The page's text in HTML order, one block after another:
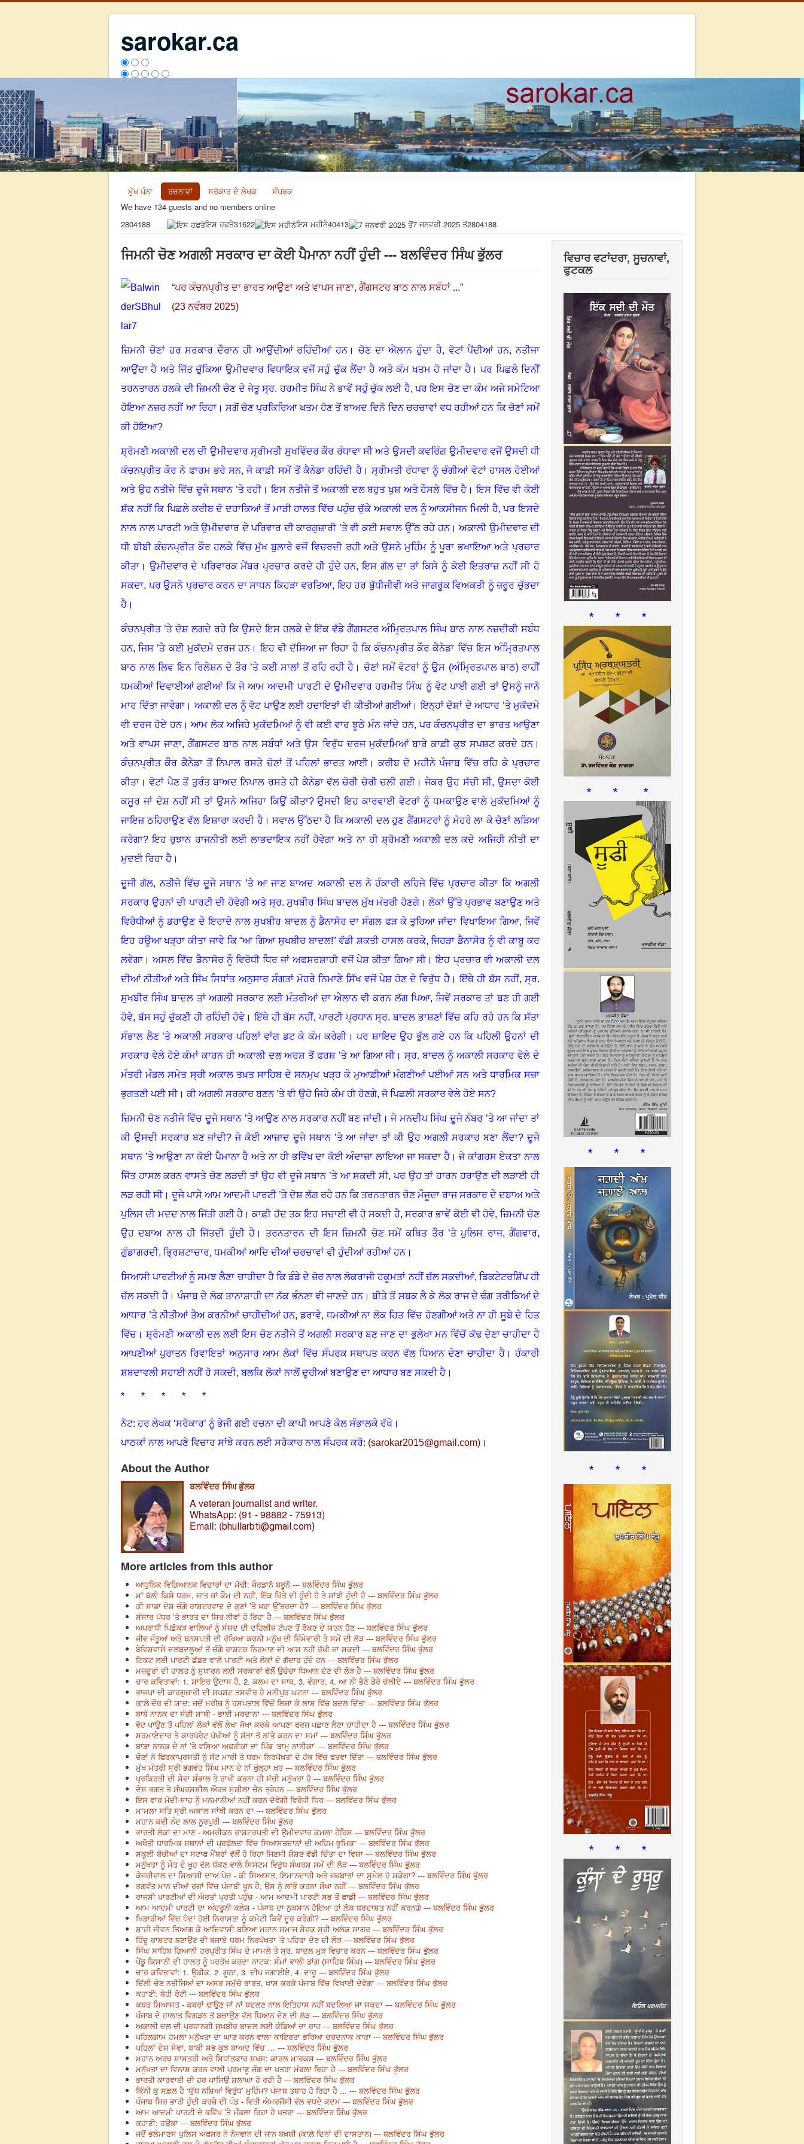
sarokar.ca
ਮੁੱਖ ਪੰਨਾ ਰਚਨਾਵਾਂ ਸਰੋਕਾਰ ਦੇ ਲੇਖਕ
ਸੰਪਰਕ
We have 134 guests and no members online
2804188
ਇਸ ਹਫਤੇ31622 ਇਸ ਮਹੀਨੇ40413 7 ਜਨਵਰੀ 2025 ਤੋਂ2804188
ਜਿਮਨੀ ਚੋਣ ਅਗਲੀ ਸਰਕਾਰ ਦਾ ਕੋਈ ਪੈਮਾਨਾ ਨਹੀਂ ਹੁੰਦੀ --- ਬਲਵਿੰਦਰ ਸਿੰਘ ਭੁੱਲਰ
“ਪਰ ਕੰਚਨਪ੍ਰੀਤ ਦਾ ਭਾਰਤ ਆਉਣਾ ਅਤੇ ਵਾਪਸ ਜਾਣਾ, ਗੈਂਗਸਟਰ ਬਾਠ ਨਾਲ ਸਬੰਧਾਂ ...”
(23 ਨਵੰਬਰ 2025)
ਜ਼ਿਮਨੀ ਚੋਣਾਂ ਹਰ ਸਰਕਾਰ ਦੌਰਾਨ ਹੀ ਆਉਂਦੀਆਂ ਰਹਿੰਦੀਆਂ ਹਨ। ਚੋਣ ਦਾ ਐਲਾਨ ਹੁੰਦਾ ਹੈ, ਵੋਟਾਂ ਪੈਂਦੀਆਂ ਹਨ,ਨਤੀਜਾ
ਆਉਂਦਾ ਹੈ ਅਤੇ ਜਿੱਤ ਚੁੱਕਿਆ ਉਮੀਦਵਾਰ ਵਿਧਾਇਕ ਵਜੋਂ ਸਹੁੰ ਚੁੱਕ ਲੈਂਦਾ ਹੈ ਅਤੇ ਕੰਮ ਖਤਮ ਹੋ ਜਾਂਦਾ ਹੈ ।ਪਰ ਪਿਛਲੇ ਦਿਨੀਂ
ਤਰਨਤਾਰਨ ਹਲਕੇ ਦੀ ਜ਼ਿਮਨੀ ਚੋਣ ਦੇ ਜੇਤੂ ਸ੍ਰ. ਹਰਮੀਤ ਸਿੰਘ ਨੇ ਭਾਵੇਂ ਸਹੁੰ ਚੁੱਕ ਲਈ ਹੈ,ਪਰ ਇਸ ਚੋਣ ਦਾ ਕੰਮ ਅਜੇ ਸਮੇਟਿਆ
ਹੋਇਆ ਨਜ਼ਰ ਨਹੀਂ ਆ ਰਿਹਾ।ਸਗੋਂ ਚੋਣ ਪ੍ਰਕਿਰਿਆ ਖਤਮ ਹੋਣ ਤੋਂ ਬਾਅਦ ਦਿਨੋ ਦਿਨ ਚਰਚਾਵਾਂ ਵਧ ਰਹੀਆਂ ਹਨ ਕਿ ਚੋਣਾਂ ਸਮੇਂ
ਕੀ ਹੋਇਆ?
ਸ਼੍ਰੋਮਣੀ ਅਕਾਲੀ ਦਲ ਦੀ ਉਮੀਦਵਾਰ ਸ੍ਰੀਮਤੀ ਸੁਖਵਿੰਦਰ ਕੌਰ ਰੰਧਾਵਾ ਸੀ ਅਤੇ ਉਸਦੀ ਕਵਰਿੰਗ ਉਮੀਦਵਾਰ ਵਜੋਂ ਉਸਦੀ ਧੀ
ਕੰਚਨਪ੍ਰੀਤ ਕੌਰ ਨੇ ਫਾਰਮ ਭਰੇ ਸਨ, ਜੋ ਕਾਫ਼ੀ ਸਮੇਂ ਤੋਂ ਕੈਨੇਡਾ ਰਹਿੰਦੀ ਹੈ। ਸ੍ਰੀਮਤੀ ਰੰਧਾਵਾ ਨੂੰ ਚੰਗੀਆਂ ਵੋਟਾਂ ਹਾਸਲ ਹੋਈਆਂ
ਅਤੇ ਉਹ ਨਤੀਜੇ ਵਿੱਚ ਦੂਜੇ ਸਥਾਨ ’ਤੇ ਰਹੀ।ਇਸ ਨਤੀਜੇ ਤੋਂ ਅਕਾਲੀ ਦਲ ਬਹੁਤ ਖੁਸ਼ ਅਤੇ ਹੌਸਲੇ ਵਿੱਚ ਹੈ ।ਇਸ ਵਿੱਚ ਵੀ ਕੋਈ
ਸ਼ੱਕ ਨਹੀਂ ਕਿ ਪਿਛਲੇ ਕਰੀਬ ਦੋ ਦਹਾਕਿਆਂ ਤੋਂ ਮਾੜੀ ਹਾਲਤ ਵਿੱਚ ਪਹੁੰਚ ਚੁੱਕੇ ਅਕਾਲੀ ਦਲ ਨੂੰ ਆਕਸੀਜਨ ਮਿਲੀ ਹੈ,ਪਰ ਇਸਦੇ
ਨਾਲ ਨਾਲ ਪਾਰਟੀ ਅਤੇ ਉਮੀਦਵਾਰ ਦੇ ਪਰਿਵਾਰ ਦੀ ਕਾਰਗੁਜ਼ਾਰੀ ’ਤੇ ਵੀ ਕਈ ਸਵਾਲ ਉੱਠ ਰਹੇ ਹਨ। ਅਕਾਲੀ ਉਮੀਦਵਾਰ ਦੀ
ਧੀ ਬੀਬੀ ਕੰਚਨਪ੍ਰੀਤ ਕੌਰ ਹਲਕੇ ਵਿੱਚ ਮੁੱਖ ਬੁਲਾਰੇ ਵਜੋਂ ਵਿਚਰਦੀ ਰਹੀ ਅਤੇ ਉਸਨੇ ਮੁਹਿੰਮ ਨੂੰ ਪੂਰਾ ਭਖਾਇਆ ਅਤੇ ਪ੍ਰਚਾਰ
ਕੀਤਾ । ਉਮੀਦਵਾਰ ਦੇ ਪਰਿਵਾਰਕ ਮੈਂਬਰ ਪ੍ਰਚਾਰ ਕਰਦੇ ਹੀ ਹੁੰਦੇ ਹਨ,ਇਸ ਗੱਲ ਦਾ ਤਾਂ ਕਿਸੇ ਨੂੰ ਕੋਈ ਇਤਰਾਜ਼ ਨਹੀਂ ਸੀ ਹੋ
ਸਕਦਾ,ਪਰ ਉਸਨੇ ਪ੍ਰਚਾਰ ਕਰਨ ਦਾ ਸਾਧਨ ਕਿਹੜਾ ਵਰਤਿਆ, ਇਹ ਹਰ ਬੁੱਧੀਜੀਵੀ ਅਤੇ ਜਾਗਰੂਕ ਵਿਅਕਤੀ ਨੂੰ ਜ਼ਰੂਰ ਚੁੱਭਦਾ
ਹੈ ।
ਕੰਚਨਪ੍ਰੀਤ ’ਤੇ ਦੋਸ਼ ਲਗਦੇ ਰਹੇ ਕਿ ਉਸਦੇ ਇਸ ਹਲਕੇ ਦੇ ਇੱਕ ਵੱਡੇ ਗੈਂਗਸਟਰ ਅੰਮ੍ਰਿਤਪਾਲ ਸਿੰਘ ਬਾਠ ਨਾਲ ਨਜ਼ਦੀਕੀ ਸਬੰਧ
ਹਨ,ਜਿਸ ’ਤੇ ਕਈ ਮੁਕੱਦਮੇ ਦਰਜ ਹਨ।ਇਹ ਵੀ ਦੱਸਿਆ ਜਾ ਰਿਹਾ ਹੈ ਕਿ ਕੰਚਨਪ੍ਰੀਤ ਕੌਰ ਕੈਨੇਡਾ ਵਿੱਚ ਇਸ ਅੰਮ੍ਰਿਤਪਾਲ
ਬਾਠ ਨਾਲ ਲਿਵ ਇਨ ਰਿਲੇਸ਼ਨ ਦੇ ਤੌਰ ’ਤੇ ਕਈ ਸਾਲਾਂ ਤੋਂ ਰਹਿ ਰਹੀ ਹੈ । ਚੋਣਾਂ ਸਮੇਂ ਵੋਟਰਾਂ ਨੂੰ ਉਸ (ਅੰਮ੍ਰਿਤਪਾਲ ਬਾਠ) ਰਾਹੀਂ
ਧਮਕੀਆਂ ਦਿਵਾਈਆਂ ਗਈਆਂ ਕਿ ਜੇ ਆਮ ਆਦਮੀ ਪਾਰਟੀ ਦੇ ਉਮੀਦਵਾਰ ਹਰਮੀਤ ਸਿੰਘ ਨੂੰ ਵੋਟ ਪਾਈ ਗਈ ਤਾਂ ਉਸਨੂੰ ਜਾਨੋ
ਮਾਰ ਦਿੱਤਾ ਜਾਵੇਗਾ । ਅਕਾਲੀ ਦਲ ਨੂੰ ਵੋਟ ਪਾਉਣ ਲਈ ਹਦਾਇਤਾਂ ਵੀ ਕੀਤੀਆਂ ਗਈਆਂ। ਇਨ੍ਹਾਂ ਦੋਸ਼ਾਂ ਦੇ ਆਧਾਰ ’ਤੇ ਮੁਕੱਦਮੇ
ਵੀ ਦਰਜ ਹੋਏ ਹਨ।ਆਮ ਲੋਕ ਅਜਿਹੇ ਮੁਕੱਦਮਿਆਂ ਨੂੰ ਵੀ ਕਈ ਵਾਰ ਝੂਠੇ ਮੰਨ ਜਾਂਦੇ ਹਨ,ਪਰ ਕੰਚਨਪ੍ਰੀਤ ਦਾ ਭਾਰਤ ਆਉਣਾ
ਅਤੇ ਵਾਪਸ ਜਾਣਾ,ਗੈਂਗਸਟਰ ਬਾਠ ਨਾਲ ਸਬੰਧਾਂ ਅਤੇ ਉਸ ਵਿਰੁੱਧ ਦਰਜ ਮੁਕੱਦਮਿਆਂ ਬਾਰੇ ਕਾਫ਼ੀ ਕੁਝ ਸਪਸ਼ਟ ਕਰਦੇ ਹਨ।
ਕੰਚਨਪ੍ਰੀਤ ਕੌਰ ਕੈਨੇਡਾ ਤੋਂ ਨਿਪਾਲ ਰਸਤੇ ਚੋਣਾਂ ਤੋਂ ਪਹਿਲਾਂ ਭਾਰਤ ਆਈ। ਕਰੀਬ ਦੋ ਮਹੀਨੇ ਪੰਜਾਬ ਵਿੱਚ ਰਹਿ ਕੇ ਪ੍ਰਚਾਰ
ਕੀਤਾ ।ਵੋਟਾਂ ਪੈਣ ਤੋਂ ਤੁਰੰਤ ਬਾਅਦ ਨਿਪਾਲ ਰਸਤੇ ਹੀ ਕੈਨੇਡਾ ਵੱਲ ਚੋਰੀ ਚੋਰੀ ਚਲੀ ਗਈ।ਜੇਕਰ ਉਹ ਸੱਚੀ ਸੀ, ਉਸਦਾ ਕੋਈ
ਕਸੂਰ ਜਾਂ ਦੋਸ਼ ਨਹੀਂ ਸੀ ਤਾਂ ਉਸਨੇ ਅਜਿਹਾ ਕਿਉਂ ਕੀਤਾ?ਉਸਦੀ ਇਹ ਕਾਰਵਾਈ ਵੋਟਰਾਂ ਨੂੰ ਧਮਕਾਉਣ ਵਾਲੇ ਮੁਕੱਦਮਿਆਂ ਨੂੰ
ਜਾਇਜ਼ ਠਹਿਰਾਉਣ ਵੱਲ ਇਸ਼ਾਰਾ ਕਰਦੀ ਹੈ। ਸਵਾਲ ਉੱਠਦਾ ਹੈ ਕਿ ਅਕਾਲੀ ਦਲ ਹੁਣ ਗੈਂਗਸਟਰਾਂ ਨੂੰ ਮੋਹਰੇ ਲਾ ਕੇ ਚੋਣਾਂ ਲੜਿਆ
ਕਰੇਗਾ? ਇਹ ਰੁਝਾਨ ਰਾਜਨੀਤੀ ਲਈ ਲਾਭਦਾਇਕ ਨਹੀਂ ਹੋਵੇਗਾ ਅਤੇ ਨਾ ਹੀ ਸ਼੍ਰੋਮਣੀ ਅਕਾਲੀ ਦਲ ਕਦੇ ਅਜਿਹੀ ਨੀਤੀ ਦਾ
ਮੁਦਈ ਰਿਹਾ ਹੈ ।
ਦੂਜੀ ਗੱਲ, ਨਤੀਜੇ ਵਿੱਚ ਦੂਜੇ ਸਥਾਨ ’ਤੇ ਆ ਜਾਣ ਬਾਅਦ ਅਕਾਲੀ ਦਲ ਨੇ ਹੰਕਾਰੀ ਲਹਿਜੇ ਵਿੱਚ ਪ੍ਰਚਾਰ ਕੀਤਾ ਕਿ ਅਗਲੀ
ਸਰਕਾਰ ਉਹਨਾਂ ਦੀ ਪਾਰਟੀ ਦੀ ਹੋਵੇਗੀ ਅਤੇ ਸ੍ਰ. ਸੁਖਬੀਰ ਸਿੰਘ ਬਾਦਲ ਮੁੱਖ ਮੰਤਰੀ ਹੋਣਗੇ।ਲੋਕਾਂ ਉੱਤੇ ਪ੍ਰਭਾਵ ਬਣਾਉਣ ਅਤੇ
ਵਿਰੋਧੀਆਂ ਨੂੰ ਡਰਾਉਣ ਦੇ ਇਰਾਦੇ ਨਾਲ ਸੁਖਬੀਰ ਬਾਦਲ ਨੂੰ ਡੈਨਾਸੋਰ ਦਾ ਸੰਗਲ ਫੜ ਕੇ ਤੁਰਿਆ ਜਾਂਦਾ ਵਿਖਾਇਆ ਗਿਆ,ਜਿਵੇਂ
ਇਹ ਹਊਆ ਖੜ੍ਹਾ ਕੀਤਾ ਜਾਵੇ ਕਿ “ਆ ਗਿਆ ਸੁਖਬੀਰ ਬਾਦਲ!”ਵੱਡੀ ਸ਼ਕਤੀ ਹਾਸਲ ਕਰਕੇ,ਜਿਹੜਾ ਡੈਨਾਸੋਰ ਨੂੰ ਵੀ ਕਾਬੂ ਕਰ
ਲਵੇਗਾ ।ਅਸਲ ਵਿੱਚ ਡੈਨਾਸੋਰ ਨੂੰ ਵਿਰੋਧੀ ਧਿਰ ਜਾਂ ਅਫਸਰਸ਼ਾਹੀ ਵਜੋਂ ਪੇਸ਼ ਕੀਤਾ ਗਿਆ ਸੀ।ਇਹ ਪ੍ਰਚਾਰ ਵੀ ਅਕਾਲੀ ਦਲ
ਦੀਆਂ ਨੀਤੀਆਂ ਅਤੇ ਸਿੱਖ ਸਿਧਾਂਤ ਅਨੁਸਾਰ ਸੰਗਤਾਂ ਮੋਹਰੇ ਨਿਮਾਣੇ ਸਿੱਖ ਵਜੋਂ ਪੇਸ਼ ਹੋਣ ਦੇ ਵਿਰੁੱਧ ਹੈ।ਇੱਥੇ ਹੀ ਬੱਸ ਨਹੀਂ, ਸ੍ਰ.
ਸੁਖਬੀਰ ਸਿੰਘ ਬਾਦਲ ਤਾਂ ਅਗਲੀ ਸਰਕਾਰ ਲਈ ਮੰਤਰੀਆਂ ਦਾ ਐਲਾਨ ਵੀ ਕਰਨ ਲੱਗ ਪਿਆ, ਜਿਵੇਂ ਸਰਕਾਰ ਤਾਂ ਬਣ ਹੀ ਗਈ
ਹੋਵੇ, ਬੱਸ ਸਹੁੰ ਚੁੱਕਣੀ ਹੀ ਰਹਿੰਦੀ ਹੋਵੇ।ਇੱਥੇ ਹੀ ਬੱਸ ਨਹੀਂ, ਪਾਰਟੀ ਪ੍ਰਧਾਨ ਸ੍ਰ. ਬਾਦਲ ਭਾਸ਼ਣਾਂ ਵਿੱਚ ਕਹਿ ਰਹੇ ਹਨ ਕਿ ਸੱਤਾ
ਸੰਭਾਲ ਲੈਣ ’ਤੇ ਅਕਾਲੀ ਸਰਕਾਰ ਪਹਿਲਾਂ ਵਾਂਗ ਡਟ ਕੇ ਕੰਮ ਕਰੇਗੀ।ਪਰ ਸ਼ਾਇਦ ਉਹ ਭੁੱਲ ਗਏ ਹਨ ਕਿ ਪਹਿਲੀ ਉਹਨਾਂ ਦੀ
ਸਰਕਾਰ ਵੇਲੇ ਹੋਏ ਕੰਮਾਂ ਕਾਰਨ ਹੀ ਅਕਾਲੀ ਦਲ ਅਰਸ਼ ਤੋਂ ਫਰਸ਼ ’ਤੇ ਆ ਗਿਆ ਸੀ।ਸ੍ਰ. ਬਾਦਲ ਨੂੰ ਅਕਾਲੀ ਸਰਕਾਰ ਵੇਲੇ ਦੇ
ਮੰਤਰੀ ਮੰਡਲ ਸਮੇਤ ਸ੍ਰੀ ਅਕਾਲ ਤਖ਼ਤ ਸਾਹਿਬ ਦੇ ਸਨਮੁਖ ਖੜ੍ਹ ਕੇ ਮੁਆਫ਼ੀਆਂ ਮੰਗਣੀਆਂ ਪਈਆਂ ਸਨ ਅਤੇ ਧਾਰਮਿਕ ਸਜ਼ਾ
ਭੁਗਤਣੀ ਪਈ ਸੀ।ਕੀ ਅਗਲੀ ਸਰਕਾਰ ਬਣਨ ’ਤੇ ਵੀ ਉਹੋ ਜਿਹੇ ਕੰਮ ਹੀ ਹੋਣਗੇ,ਜੋ ਪਿਛਲੀ ਸਰਕਾਰ ਵੇਲੇ ਹੋਏ ਸਨ?
ਜ਼ਿਮਨੀ ਚੋਣ ਨਤੀਜੇ ਵਿੱਚ ਦੂਜੇ ਸਥਾਨ ’ਤੇ ਆਉਣ ਨਾਲ ਸਰਕਾਰ ਨਹੀਂ ਬਣ ਜਾਂਦੀ। ਜੇ ਮਨਦੀਪ ਸਿੰਘ ਦੂਜੇ ਨੰਬਰ ’ਤੇ ਆ ਜਾਂਦਾ ਤਾਂ
ਕੀ ਉਸਦੀ ਸਰਕਾਰ ਬਣ ਜਾਂਦੀ?ਜੇ ਕੋਈ ਆਜ਼ਾਦ ਦੂਜੇ ਸਥਾਨ ’ਤੇ ਆ ਜਾਂਦਾ ਤਾਂ ਕੀ ਉਹ ਅਗਲੀ ਸਰਕਾਰ ਬਣਾ ਲੈਂਦਾ?ਦੂਜੇ
ਸਥਾਨ ’ਤੇ ਆਉਣਾ ਨਾ ਕੋਈ ਪੈਮਾਨਾ ਹੈ ਅਤੇ ਨਾ ਹੀ ਭਵਿੱਖ ਦਾ ਕੋਈ ਅੰਦਾਜ਼ਾ ਲਾਇਆ ਜਾ ਸਕਦਾ ਹੈ।ਜੇ ਕਾਂਗਰਸ ਏਕਤਾ ਨਾਲ
ਜਿੱਤ ਹਾਸਲ ਕਰਨ ਵਾਸਤੇ ਚੋਣ ਲੜਦੀ ਤਾਂ ਉਹ ਵੀ ਦੂਜੇ ਸਥਾਨ ’ਤੇ ਆ ਸਕਦੀ ਸੀ,ਪਰ ਉਹ ਤਾਂ ਹਾਰਨ ਹਰਾਉਣ ਦੀ ਲੜਾਈ ਹੀ
ਲੜ ਰਹੀ ਸੀ।ਦੂਜੇ ਪਾਸੇ ਆਮ ਆਦਮੀ ਪਾਰਟੀ ’ਤੇ ਦੋਸ਼ ਲੱਗ ਰਹੇ ਹਨ ਕਿ ਤਰਨਤਾਰਨ ਚੋਣ ਮੌਜੂਦਾ ਰਾਜ ਸਰਕਾਰ ਦੇ ਦਬਾਅ ਅਤੇ
ਪੁਲਿਸ ਦੀ ਮਦਦ ਨਾਲ ਜਿੱਤੀ ਗਈ ਹੈ।ਕਾਫ਼ੀ ਹੱਦ ਤਕ ਇਹ ਸਚਾਈ ਵੀ ਹੋ ਸਕਦੀ ਹੈ,ਸਰਕਾਰ ਭਾਵੇਂ ਕੋਈ ਵੀ ਹੋਵੇ, ਜ਼ਿਮਨੀ ਚੋਣ
ਉਹ ਦਬਾਅ ਨਾਲ ਹੀ ਜਿੱਤਦੀ ਹੁੰਦੀ ਹੈ ।ਤਰਨਤਾਰਨ ਦੀ ਇਸ ਜ਼ਿਮਨੀ ਚੋਣ ਸਮੇਂ ਕਥਿਤ ਤੌਰ ’ਤੇ ਪੁਲਿਸ ਰਾਜ,ਗੈਂਗਵਾਰ,
ਗੁੰਡਾਗਰਦੀ, ਭ੍ਰਿਸ਼ਟਾਚਾਰ,ਧਮਕੀਆਂ ਆਦਿ ਦੀਆਂ ਚਰਚਾਵਾਂ ਵੀ ਹੁੰਦੀਆਂ ਰਹੀਆਂ ਹਨ।
ਸਿਆਸੀ ਪਾਰਟੀਆਂ ਨੂੰ ਸਮਝ ਲੈਣਾ ਚਾਹੀਦਾ ਹੈ ਕਿ ਡੰਡੇ ਦੇ ਜ਼ੋਰ ਨਾਲ ਲੋਕਰਾਜੀ ਹਕੂਮਤਾਂ ਨਹੀਂ ਚੱਲ ਸਕਦੀਆਂ, ਡਿਕਟੇਟਰਸ਼ਿੱਪ ਹੀ
ਚੱਲ ਸਕਦੀ ਹੈ।ਪੰਜਾਬ ਦੇ ਲੋਕ ਤਾਨਾਸ਼ਾਹੀ ਦਾ ਨੱਕ ਭੰਨਣਾ ਵੀ ਜਾਣਦੇ ਹਨ।ਬੀਤੇ ਤੋਂ ਸਬਕ ਲੈ ਕੇ ਲੋਕ ਰਾਜ ਦੇ ਢੰਗ ਤਰੀਕਿਆਂ ਦੇ
ਆਧਾਰ ’ਤੇ ਨੀਤੀਆਂ ਤੈਅ ਕਰਨੀਆਂ ਚਾਹੀਦੀਆਂ ਹਨ,ਡਰਾਵੇ, ਧਮਕੀਆਂ ਨਾ ਲੋਕ ਹਿਤ ਵਿੱਚ ਹੋਣਗੀਆਂ ਅਤੇ ਨਾ ਹੀ ਸੂਬੇ ਦੇ ਹਿਤ
ਵਿੱਚ। ਸ਼੍ਰੋਮਣੀ ਅਕਾਲੀ ਦਲ ਲਈ ਇਸ ਚੋਣ ਨਤੀਜੇ ਤੋਂ ਅਗਲੀ ਸਰਕਾਰ ਬਣ ਜਾਣ ਦਾ ਭੁਲੇਖਾ ਮਨ ਵਿੱਚੋਂ ਕੱਢ ਦੇਣਾ ਚਾਹੀਦਾ ਹੈ
ਆਪਣੀਆਂਪੁਰਾਤਨ ਰਿਵਾਇਤਾਂ ਅਨੁਸਾਰ ਆਮ ਲੋਕਾਂ ਵਿੱਚ ਸੰਪਰਕ ਸਥਾਪਤ ਕਰਨ ਵੱਲ ਧਿਆਨ ਦੇਣਾ ਚਾਹੀਦਾ ਹੈ ।ਹੰਕਾਰੀ
ਸ਼ਬਦਾਵਲੀ ਸਹਾਈ ਨਹੀਂ ਹੋ ਸਕਦੀ,ਬਲਕਿ ਲੋਕਾਂ ਨਾਲੋਂ ਦੂਰੀਆਂ ਬਣਾਉਣ ਦਾ ਆਧਾਰ ਬਣ ਸਕਦੀ ਹੈ ।
* * * * *
ਨੋਟ: ਹਰ ਲੇਖਕ ‘ਸਰੋਕਾਰ’ ਨੂੰ ਭੇਜੀ ਗਈ ਰਚਨਾ ਦੀ ਕਾਪੀ ਆਪਣੇ ਕੋਲ ਸੰਭਾਲਕੇ ਰੱਖੇ।
ਪਾਠਕਾਂ ਨਾਲ ਆਪਣੇ ਵਿਚਾਰ ਸਾਂਝੇ ਕਰਨ ਲਈ ਸਰੋਕਾਰ ਨਾਲ ਸੰਪਰਕ ਕਰੋ: (sarokar2015@gmail.com)।
About the Author
ਬਲਵਿੰਦਰ ਸਿੰਘ ਭੁੱਲਰ
A veteran journalist and writer.
WhatsApp: (91 - 98882 - 75913)
Email: (bhullarbti@gmail.com)
More articles from this author
ਆਧੁਨਿਕ ਵਿਗਿਆਨਕ ਵਿਚਾਰਾਂ ਦਾ ਮੋਢੀ: ਜੌਰਡਾਨੋ ਬਰੂਨੋ --- ਬਲਵਿੰਦਰ ਸਿੰਘ ਭੁੱਲਰ
ਮਾਂ ਬੋਲੀ ਕਿਸੇ ਧਰਮ, ਜਾਤ ਜਾਂ ਕੌਮ ਦੀ ਨਹੀਂ, ਇੱਕ ਖਿੱਤੇ ਦੀ ਹੁੰਦੀ ਹੈ ਤੇ ਸਾਂਝੀ ਹੁੰਦੀ ਹੈ --- ਬਲਵਿੰਦਰ ਸਿੰਘ ਭੁੱਲਰ
ਕੀ ਸਾਡਾ ਦੇਸ਼ ਚੰਗੇ ਰਾਸ਼ਟਰਵਾਦ ਦੇ ਗੁਣਾਂ ’ਤੇ ਖ਼ਰਾ ਉੱਤਰਦਾ ਹੈ? --- ਬਲਵਿੰਦਰ ਸਿੰਘ ਭੁੱਲਰ
ਸੰਸਾਰ ਪੱਧਰ ’ਤੇ ਭਾਰਤ ਦਾ ਸਿਰ ਨੀਵਾਂ ਹੋ ਰਿਹਾ ਹੈ --- ਬਲਵਿੰਦਰ ਸਿੰਘ ਭੁੱਲਰ
ਅਪਰਾਧੀ ਪਿਛੋਕੜ ਵਾਲਿਆਂ ਨੂੰ ਸੰਸਦ ਦੀ ਦਹਿਲੀਜ਼ ਟੱਪਣ ਤੋਂ ਰੋਕਣ ਦੇ ਯਤਨ ਹੋਣ --- ਬਲਵਿੰਦਰ ਸਿੰਘ ਭੁੱਲਰ
ਜੀਵ ਜੰਤੂਆਂ ਅਤੇ ਬਨਸਪਤੀ ਦੀ ਰੱਖਿਆ ਕਰਨੀ ਮਨੁੱਖ ਦੀ ਜ਼ਿੰਮੇਵਾਰੀ ਤੇ ਸਮੇਂ ਦੀ ਲੋੜ --- ਬਲਵਿੰਦਰ ਸਿੰਘ ਭੁੱਲਰ
ਬੇਵਿਸ਼ਵਾਸੇ ਦਲਬਦਲੂਆਂ ਤੋਂ ਚੰਗੇ ਰਾਸ਼ਟਰ ਨਿਰਮਾਣ ਦੀ ਆਸ ਨਹੀਂ ਰੱਖੀ ਜਾ ਸਕਦੀ --- ਬਲਵਿੰਦਰ ਸਿੰਘ ਭੁੱਲਰ
ਟਿਕਟ ਲਈ ਪਾਰਟੀ ਛੱਡਣ ਵਾਲੇ ਪਾਰਟੀ ਅਤੇ ਲੋਕਾਂ ਦੇ ਗੱਦਾਰ ਹੁੰਦੇ ਹਨ --- ਬਲਵਿੰਦਰ ਸਿੰਘ ਭੁੱਲਰ
ਮਜ਼ਦੂਰਾਂ ਦੀ ਹਾਲਤ ਨੂੰ ਸੁਧਾਰਨ ਲਈ ਸਰਕਾਰਾਂ ਵੱਲੋਂ ਉਚੇਚਾ ਧਿਆਨ ਦੇਣ ਦੀ ਲੋੜ ਹੈ --- ਬਲਵਿੰਦਰ ਸਿੰਘ ਭੁੱਲਰ
ਚਾਰ ਕਵਿਤਾਵਾਂ: 1. ਸ਼ਾਇਰ ਉਦਾਸ ਹੈ, 2. ਕਲਮ ਦਾ ਸਾਥ, 3. ਵੰਗਾਰ, 4. ਆ ਨੀ ਭੈਣੇ ਡੇਰੇ ਚੱਲੀਏ --- ਬਲਵਿੰਦਰ ਸਿੰਘ ਭੁੱਲਰ
ਭਾਜਪਾ ਦੀ ਕਾਰਗੁਜ਼ਾਰੀ ਦੀ ਸਪਸ਼ਟ ਤਸਵੀਰ ਹੈ ਮਨੀਪੁਰ ਘਟਨਾ --- ਬਲਵਿੰਦਰ ਸਿੰਘ ਭੁੱਲਰ
ਕਾਲ਼ੇ ਦੌਰ ਦੀ ਯਾਦ: ਜਦੋਂ ਮਰੀਜ਼ ਨੂੰ ਹਸਪਤਾਲ ਵਿੱਚੋਂ ਲਿਜਾ ਕੇ ਲਾਸ਼ ਵਿੱਚ ਬਦਲ ਦਿੱਤਾ --- ਬਲਵਿੰਦਰ ਸਿੰਘ ਭੁੱਲਰ
ਬਾਬੇ ਨਾਨਕ ਦਾ ਸੰਗੀ ਸਾਥੀ - ਭਾਈ ਮਰਦਾਨਾ --- ਬਲਵਿੰਦਰ ਸਿੰਘ ਭੁੱਲਰ
ਵੋਟ ਪਾਉਣ ਤੋਂ ਪਹਿਲਾਂ ਲੋਕਾਂ ਵੱਲੋਂ ਲੇਖਾ ਜੋਖਾ ਕਰਕੇ ਆਪਣਾ ਫਰਜ਼ ਪਛਾਣ ਲੈਣਾ ਚਾਹੀਦਾ ਹੈ --- ਬਲਵਿੰਦਰ ਸਿੰਘ ਭੁੱਲਰ
ਸਰਮਾਏਦਾਰ ਤੇ ਕਾਰਪੋਰੇਟ ਪੱਖੀਆਂ ਨੂੰ ਸੱਤਾ ਤੋਂ ਲਾਂਭੇ ਕਰਨ ਦਾ ਸਮਾਂ --- ਬਲਵਿੰਦਰ ਸਿੰਘ ਭੁੱਲਰ
ਬਾਬਾ ਨਾਨਕ ਦੇ ਨਾਂ ’ਤੇ ਵਸਿਆ ਅਫਰੀਕਾ ਦਾ ਪਿੰਡ ‘ਬਾਮੂ ਨਾਨੀਕਾ’ --- ਬਲਵਿੰਦਰ ਸਿੰਘ ਭੁੱਲਰ
ਚੋਣਾਂ ਨੇ ਫਿਰਕਾਪ੍ਰਸਤੀ ਨੂੰ ਸੱਟ ਮਾਰੀ ਤੇ ਧਰਮ ਨਿਰਪੱਖਤਾ ਦੇ ਹੱਕ ਵਿੱਚ ਫਤਵਾ ਦਿੱਤਾ --- ਬਲਵਿੰਦਰ ਸਿੰਘ ਭੁੱਲਰ
ਮੁੱਖ ਮੰਤਰੀ ਸ੍ਰੀ ਭਗਵੰਤ ਸਿੰਘ ਮਾਨ ਦੇ ਨਾਂ ਖੁੱਲ੍ਹਾ ਖ਼ਤ --- ਬਲਵਿੰਦਰ ਸਿੰਘ ਭੁੱਲਰ
ਪ੍ਰਕਿਰਤੀ ਦੀ ਸੇਵਾ ਸੰਭਾਲ ਤੇ ਰਾਖੀ ਕਰਨਾ ਹੀ ਸੱਚੀ ਮਨੁੱਖਤਾ ਹੈ --- ਬਲਵਿੰਦਰ ਸਿੰਘ ਭੁੱਲਰ
ਦੇਸ਼ ਭਗਤ ਤੇ ਸੰਘਰਸਸ਼ੀਲ ਔਰਤ ਸੁਸ਼ੀਲਾ ਚੈਨ ਤ੍ਰੇਹਨ --- ਬਲਵਿੰਦਰ ਸਿੰਘ ਭੁੱਲਰ
ਇਸ ਵਾਰ ਮੋਦੀ-ਸ਼ਾਹ ਨੂੰ ਮਨਮਾਨੀਆਂ ਨਹੀਂ ਕਰਨ ਦੇਵੇਗੀ ਵਿਰੋਧੀ ਧਿਰ --- ਬਲਵਿੰਦਰ ਸਿੰਘ ਭੁੱਲਰ
ਮਾਮਲਾ ਸਤਿ ਸ੍ਰੀ ਅਕਾਲ ਸਾਂਝੀ ਕਰਨ ਦਾ --- ਬਲਵਿੰਦਰ ਸਿੰਘ ਭੁੱਲਰ
ਮਹਾਨ ਕਵੀ ਨੰਦ ਲਾਲ ਨੂਰਪੁਰੀ --- ਬਲਵਿੰਦਰ ਸਿੰਘ ਭੁੱਲਰ
ਭਾਰਤੀ ਲੋਕਾਂ ਦਾ ਮਾਣ - ਅਮਰੀਕਨ ਰਾਸ਼ਟਰਪਤੀ ਦੀ ਉਮੀਦਵਾਰ ਕਮਲਾ ਹੈਰਿਸ --- ਬਲਵਿੰਦਰ ਸਿੰਘ ਭੁੱਲਰ
ਅਖੌਤੀ ਧਾਰਮਿਕ ਸਥਾਨਾਂ ਦੀ ਪ੍ਰਫੁੱਲਤਾ ਵਿੱਚ ਸਿਆਸਤਦਾਨਾਂ ਦੀ ਅਹਿਮ ਭੂਮਿਕਾ --- ਬਲਵਿੰਦਰ ਸਿੰਘ ਭੁੱਲਰ
ਸਕੂਲੀ ਬੱਚੀਆਂ ਦਾ ਸਟਾਫ ਮੈਂਬਰਾਂ ਵੱਲੋਂ ਹੋ ਰਿਹਾ ਜਿਣਸੀ ਸ਼ੋਸ਼ਣ ਵੱਡੀ ਚਿੰਤਾ ਦਾ ਵਿਸ਼ਾ --- ਬਲਵਿੰਦਰ ਸਿੰਘ ਭੁੱਲਰ
ਮਨੁੱਖਤਾ ਨੂੰ ਮੌਤ ਦੇ ਖੂਹ ਵੱਲ ਧੱਕਣ ਵਾਲੇ ਸਿਸਟਮ ਵਿਰੁੱਧ ਸੰਘਰਸ਼ ਸਮੇਂ ਦੀ ਲੋੜ --- ਬਲਵਿੰਦਰ ਸਿੰਘ ਭੁੱਲਰ
ਕੇਜਰੀਵਾਲ ਦਾ ਸਿਆਸੀ ਦਾਅ ਪੇਚ - ਕੀ ਸਿਆਸਤ, ਇਮਾਨਦਾਰੀ ਅਤੇ ਜਜ਼ਬਾਤਾਂ ਦਾ ਸੁਮੇਲ ਹੋ ਸਕੇਗਾ? --- ਬਲਵਿੰਦਰ ਸਿੰਘ ਭੁੱਲਰ
ਭਗਵੰਤ ਮਾਨ ਦੀਆਂ ਰਗਾਂ ਵਿੱਚ ਪੰਜਾਬੀ ਖੂਨ ਹੈ, ਉਸ ਨੂੰ ਲਾਂਭੇ ਕਰਨਾ ਸੌਖਾ ਨਹੀਂ --- ਬਲਵਿੰਦਰ ਸਿੰਘ ਭੁੱਲਰ
ਰਾਜਸੀ ਪਾਰਟੀਆਂ ਦੀ ਔਰਤਾਂ ਪ੍ਰਤੀ ਪਹੁੰਚ - ਆਮ ਆਦਮੀ ਪਾਰਟੀ ਸਭ ਤੋਂ ਫਾਡੀ --- ਬਲਵਿੰਦਰ ਸਿੰਘ ਭੁੱਲਰ
ਆਮ ਆਦਮੀ ਪਾਰਟੀ ਦਾ ਅੰਦਰੂਨੀ ਕਲੇਸ਼ - ਪੰਜਾਬ ਦਾ ਨੁਕਸਾਨ ਹੋਇਆ ਤਾਂ ਲੋਕ ਬਰਦਾਸ਼ਤ ਨਹੀਂ ਕਰਨਗੇ --- ਬਲਵਿੰਦਰ ਸਿੰਘ ਭੁੱਲਰ
ਖਿਡਾਰੀਆਂ ਵਿੱਚ ਪੈਦਾ ਹੋਈ ਨਿਰਾਸਤਾ ਨੂੰ ਕਮੇਟੀ ਕਿਵੇਂ ਦੂਰ ਕਰੇਗੀ? --- ਬਲਵਿੰਦਰ ਸਿੰਘ ਭੁੱਲਰ
ਸ਼ਾਹੀ ਜੀਵਨ ਤਿਆਗ ਕੇ ਆਦਿਵਾਸੀ ਬਣਿਆ ਮਹਾਨ ਸਮਾਜ ਸੇਵਕ ਸ੍ਰੀ ਅਲੋਕ ਸਾਗਰ --- ਬਲਵਿੰਦਰ ਸਿੰਘ ਭੁੱਲਰ
ਹਿੰਦੂ ਰਾਸ਼ਟਰ ਬਣਾਉਣ ਦੀ ਬਜਾਏ ਧਰਮ ਨਿਰਪੱਖਤਾ ’ਤੇ ਪਹਿਰਾ ਦੇਣ ਦੀ ਲੋੜ --- ਬਲਵਿੰਦਰ ਸਿੰਘ ਭੁੱਲਰ
ਸਿੰਘ ਸਾਹਿਬ ਗਿਆਨੀ ਹਰਪ੍ਰੀਤ ਸਿੰਘ ਦੇ ਮਾਮਲੇ ਤੇ ਸ੍ਰ. ਬਾਦਲ ਮੁੜ ਵਿਚਾਰ ਕਰਨ --- ਬਲਵਿੰਦਰ ਸਿੰਘ ਭੁੱਲਰ
ਪੇਂਡੂ ਕਿਸਾਨੀ ਦੀ ਹਾਲਤ ਨੂੰ ਪਰਤੱਖ ਕਰਦਾ ਨਾਟਕ: ਸੰਮਾਂ ਵਾਲੀ ਡਾਂਗ (ਸਾਹਿਬ ਸਿੰਘ) --- ਬਲਵਿੰਦਰ ਸਿੰਘ ਭੁੱਲਰ
ਚਾਰ ਕਵਿਤਾਵਾਂ: 1. ਉਡੀਕ, 2. ਗੂਠਾ, 3. ਦੀਪ ਜਗਾਈਏ, 4. ਦਾਰੂ --- ਬਲਵਿੰਦਰ ਸਿੰਘ ਭੁੱਲਰ
ਦਿੱਲੀ ਚੋਣ ਨਤੀਜਿਆਂ ਦਾ ਅਸਰ ਸਮੁੱਚੇ ਭਾਰਤ, ਖਾਸ ਕਰਕੇ ਪੰਜਾਬ ਵਿੱਚ ਵਿਖਾਈ ਦੇਵੇਗਾ --- ਬਲਵਿੰਦਰ ਸਿੰਘ ਭੁੱਲਰ
ਕਹਾਣੀ: ਬੇਹੀ ਰੋਟੀ --- ਬਲਵਿੰਦਰ ਸਿੰਘ ਭੁੱਲਰ
ਕਬਰ ਸਿਆਸਤ - ਕਬਰਾਂ ਢਾਉਣ ਜਾਂ ਨਾਂ ਬਦਲਣ ਨਾਲ ਇਤਿਹਾਸ ਨਹੀਂ ਬਦਲਿਆ ਜਾ ਸਕਦਾ --- ਬਲਵਿੰਦਰ ਸਿੰਘ ਭੁੱਲਰ
ਪੰਜਾਬ ਦੇ ਹਾਲਾਤ ਵਿਗੜਨ ਤੋਂ ਬਚਾਉਣ ਵੱਲ ਧਿਆਨ ਦੇਣ ਦੀ ਲੋੜ --- ਬਲਵਿੰਦਰ ਸਿੰਘ ਭੁੱਲਰ
ਅਕਾਲੀ ਦਲ ਦੀ ਪ੍ਰਧਾਨਗੀ ਸੁਖਬੀਰ ਬਾਦਲ ਲਈ ਕੰਡਿਆਂ ਦਾ ਰਾਹ --- ਬਲਵਿੰਦਰ ਸਿੰਘ ਭੁੱਲਰ
ਪਹਿਲਗਾਮ ਹਮਲਾ ਮਨੁੱਖਤਾ ਦਾ ਘਾਣ ਕਰਨ ਵਾਲਾ ਕਾਇਰਤਾ ਭਰਿਆ ਦਰਦਨਾਕ ਕਾਰਾ --- ਬਲਵਿੰਦਰ ਸਿੰਘ ਭੁੱਲਰ
ਪਹਿਲਾਂ ਦੇਸ਼ ਸੇਵਾ, ਬਾਕੀ ਸਭ ਕੁਝ ਬਾਅਦ ਵਿੱਚ … --- ਬਲਵਿੰਦਰ ਸਿੰਘ ਭੁੱਲਰ
ਮਹਾਨ ਅਰਥ ਸ਼ਾਸਤਰੀ ਅਤੇ ਸਿਧਾਂਤਕਾਰ ਸ਼ਖਸ: ਕਾਰਲ ਮਾਰਕਸ --- ਬਲਵਿੰਦਰ ਸਿੰਘ ਭੁੱਲਰ
ਮਨੁੱਖਤਾ ਦਾ ਵਿਨਾਸ਼ ਕਰਨ ਵਾਲੀ ਪ੍ਰਮਾਣੂ ਜੰਗ ਦਾ ਖਤਰਾ ਮੰਡਲਾ ਰਿਹਾ ਹੈ --- ਬਲਵਿੰਦਰ ਸਿੰਘ ਭੁੱਲਰ
ਭਾਰਤੀ ਕਾਰਵਾਈ ਦੀ ਹਰ ਪਾਸਿਉਂ ਸ਼ਲਾਘਾ ਹੋ ਰਹੀ ਹੈ --- ਬਲਵਿੰਦਰ ਸਿੰਘ ਭੁੱਲਰ
ਕਿੰਨੀ ਕੁ ਸਫ਼ਲ ਹੈ ‘ਯੁੱਧ ਨਸ਼ਿਆਂ ਵਿਰੁੱਧ’ ਮੁਹਿੰਮ? ਪੰਜਾਬ ਤਬਾਹ ਹੋ ਰਿਹਾ ਹੈ ... --- ਬਲਵਿੰਦਰ ਸਿੰਘ ਭੁੱਲਰ
ਪੰਜਾਬ ਸਿਰ ਭਾਰੀ ਹੁੰਦੀ ਕਰਜ਼ੇ ਦੀ ਪੰਡ - ਵਿਤੀ ਐਮਰਜੈਂਸੀ ਵੱਲ ਵਧਦੇ ਕਦਮ --- ਬਲਵਿੰਦਰ ਸਿੰਘ ਭੁੱਲਰ
ਆਮ ਆਦਮੀ ਪਾਰਟੀ ਦੇ ਭਵਿੱਖ ’ਤੇ ਮੰਡਲਾ ਰਿਹਾ ਹੈ ਖਤਰਾ --- ਬਲਵਿੰਦਰ ਸਿੰਘ ਭੁੱਲਰ
ਕਹਾਣੀ: ਹਉਕਾ --- ਬਲਵਿੰਦਰ ਸਿੰਘ ਭੁੱਲਰ
ਜਦੋਂ ਭਲੇਮਾਣਸ ਪੁਲਿਸ ਅਫਸਰ ਨੇ ਨੌਜਵਾਨ ਦੀ ਜਾਨ ਬਖ਼ਸ਼ੀ (ਕਾਲ਼ੇ ਦਿਨਾਂ ਦੀ ਦਾਸਤਾਨ) --- ਬਲਵਿੰਦਰ ਸਿੰਘ ਭੁੱਲਰ
ਵਿਚਾਰ ਵਟਾਂਦਰਾ, ਸੂਚਨਾਵਾਂ,
ਫੁਟਕਲ
* * *
* * *
* * *
* * *
* * *